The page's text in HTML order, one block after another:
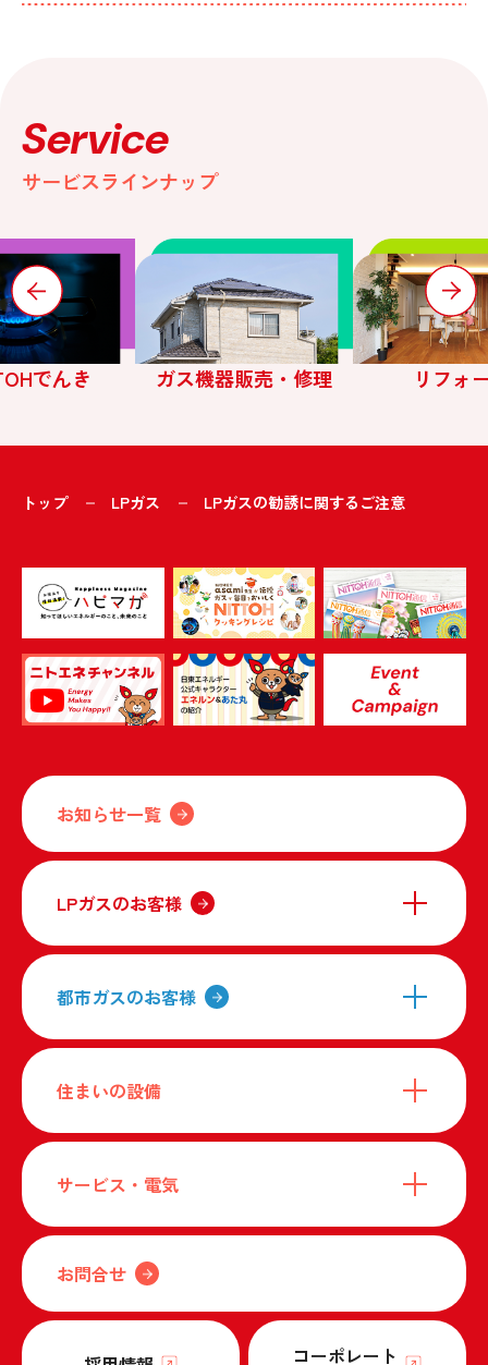
Service
サービスラインナップ
でんき ガス機器販売・修理 リフォ
トップ LPガス LPガスの勧誘に関するご注意
お知らせ一覧
LPガスのお客様
都市ガスのお客様
住まいの設備
サービス・電気
お問合せ
コーポレート